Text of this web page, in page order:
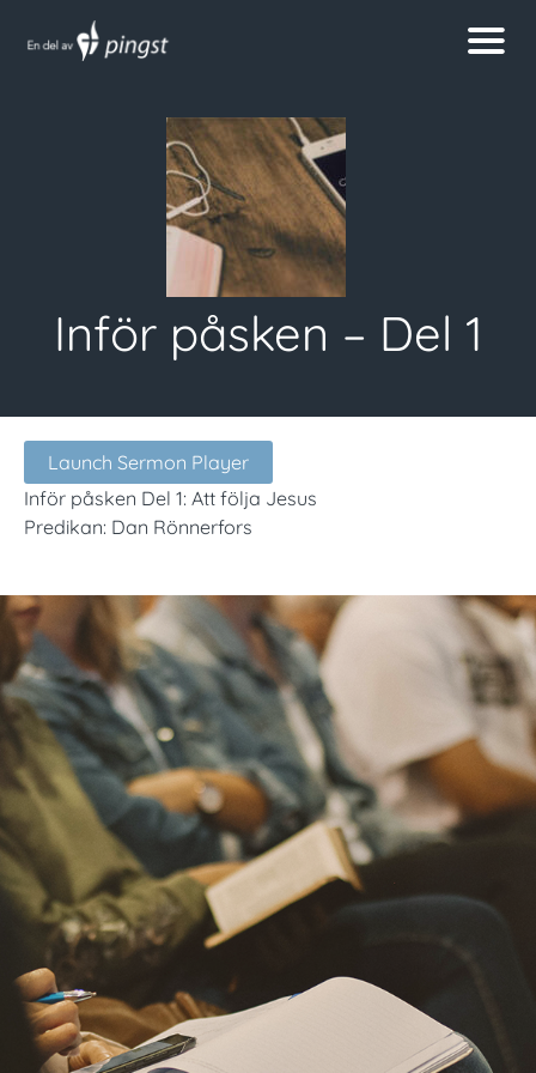
Inför påsken – Del 1
Launch Sermon Player
Inför påsken Del 1: Att följa Jesus
Predikan: Dan Rönnerfors